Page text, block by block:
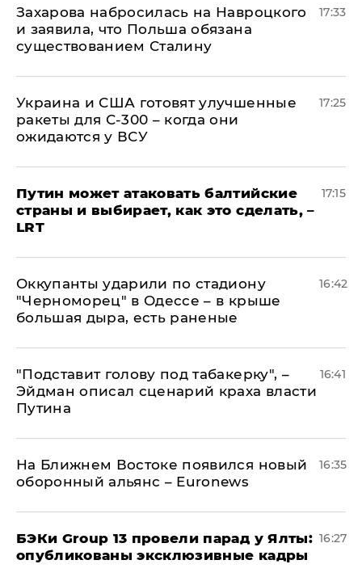
​Захарова набросилась на Навроцкого
и заявила, что Польша обязана
существованием Сталину
17:33
Украина и США готовят улучшенные
ракеты для С-300 – когда они
ожидаются у ВСУ
17:25
Путин может атаковать балтийские
страны и выбирает, как это сделать, –
LRT
17:15
Оккупанты ударили по стадиону
"Черноморец" в Одессе – в крыше
большая дыра, есть раненые
16:42
​"Подставит голову под табакерку", –
Эйдман описал сценарий краха власти
Путина
16:41
На Ближнем Востоке появился новый
оборонный альянс – Euronews
16:35
​БЭКи Group 13 провели парад у Ялты:
опубликованы эксклюзивные кадры
16:27